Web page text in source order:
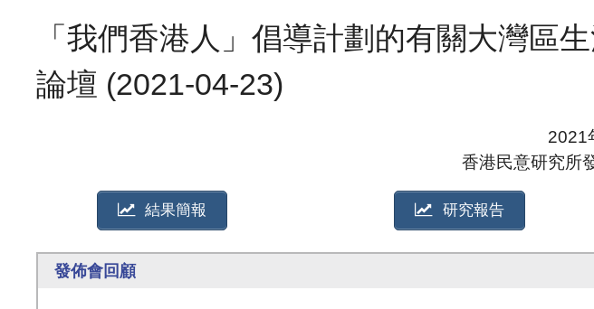
「我們香港人」倡導計劃的有關大灣區
論壇 (2021-04-23)
2021
香港民意研究所
結果簡報 研究報告
發佈會回顧